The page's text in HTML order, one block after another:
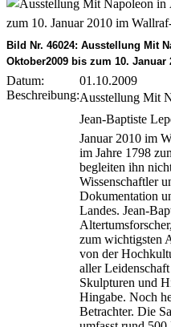
Bild Nr. 46024: Ausstellung Mit
Oktober2009 bis zum 10.
Datum:
01.10.2009
Beschreibung:Ausstellung Mit
Jean-Baptiste
Januar 2010 im
im Jahre 1798
begleiten ihn
Wissenschaftler
Dokumentation
Landes. Jean-
zum wichtigsten
von der
aller
Skulpturen und
Hingabe. Noch
Betrachter. Die